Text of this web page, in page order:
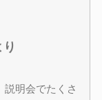
明会でたくさ